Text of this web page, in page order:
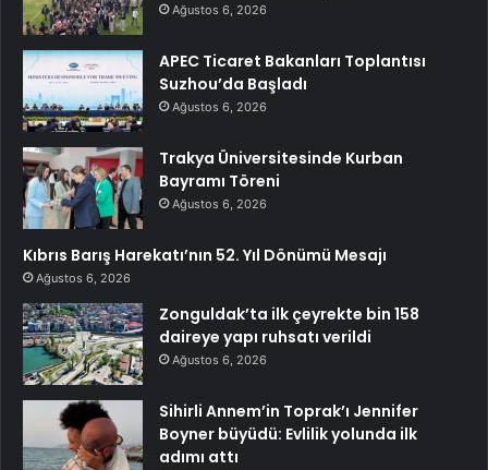
Ağustos 6, 2026
APEC Ticaret Bakanları Toplantısı
Suzhou’da Başladı
Ağustos 6, 2026
Trakya Üniversitesinde Kurban
Bayramı Töreni
Ağustos 6, 2026
Kıbrıs Barış Harekatı’nın 52. Yıl Dönümü Mesajı
Ağustos 6, 2026
Zonguldak’ta ilk çeyrekte bin 158
daireye yapı ruhsatı verildi
Ağustos 6, 2026
Sihirli Annem’in Toprak’ı Jennifer
Boyner büyüdü: Evlilik yolunda ilk
adımı attı